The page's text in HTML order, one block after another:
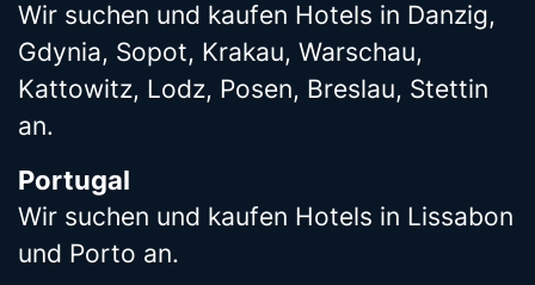
Wir suchen und kaufen Hotels in Danzig,
Gdynia, Sopot, Krakau, Warschau,
Kattowitz, Lodz, Posen, Breslau, Stettin
an.
Portugal
Wir suchen und kaufen Hotels in Lissabon
und Porto an.